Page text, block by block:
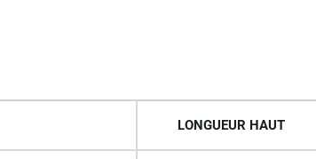
LONGUEUR HAUT